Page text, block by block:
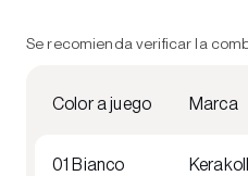
Se recomienda verificar la
Color a juego Marca
01 Bianco Kerakoll